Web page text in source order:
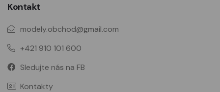
Kontakt
modely.obchod@gmail.com
+421 910 101 600
Sledujte nás na FB
Kontakty